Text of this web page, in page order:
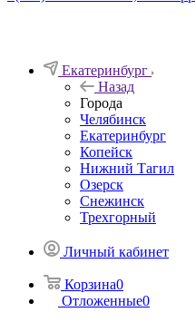
Екатеринбург
Назад
Города
Челябинск
Екатеринбург
Копейск
Нижний Тагил
Озерск
Снежинск
Трехгорный
Личный кабинет
Корзина0
Отложенные0